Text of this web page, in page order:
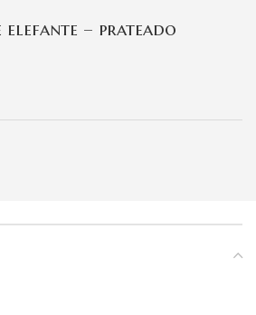
elefante – prateado